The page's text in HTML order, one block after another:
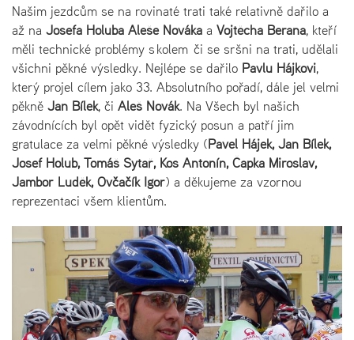
Našim jezdcům se na rovinaté trati také relativně dařilo a
až na Josefa Holuba Aleše Nováka a Vojtěcha Berana, kteří
měli technické problémy s kolem či se sršni na trati, udělali
všichni pěkné výsledky. Nejlépe se dařilo Pavlu Hájkovi,
který projel cílem jako 33. Absolutního pořadí, dále jel velmi
pěkně Jan Bílek, či Aleš Novák. Na Všech byl našich
závodnících byl opět vidět fyzický posun a patří jim
gratulace za velmi pěkné výsledky (Pavel Hájek, Jan Bílek,
Josef Holub, Tomáš Sytař, Kos Antonín, Čapka Miroslav,
Jambor Luděk, Ovčačík Igor) a děkujeme za vzornou
reprezentaci všem klientům.